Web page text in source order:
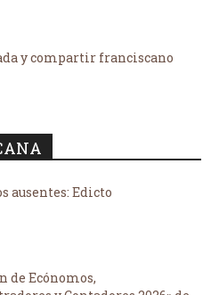
y compartir franciscano
ausentes: Edicto
de Ecónomos,